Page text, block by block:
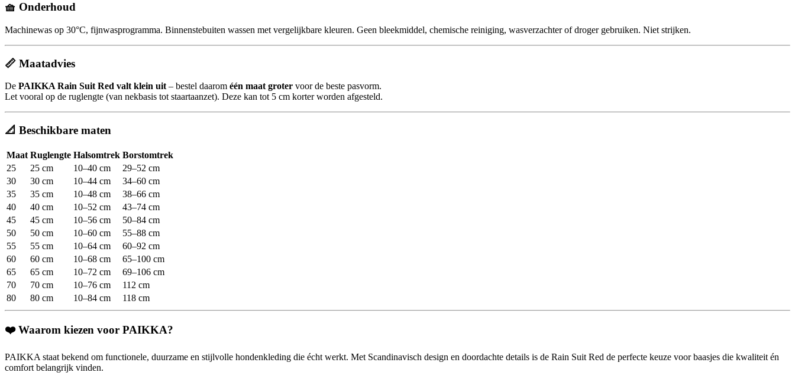
🧺 Onderhoud
Machinewas op 30°C, fijnwasprogramma. Binnenstebuiten wassen met vergelijkbare kleuren. Geen bleekmiddel, chemische reiniging, wasverzachter of droger gebruiken. Niet strijken.
📏 Maatadvies
De PAIKKA Rain Suit Red valt klein uit – bestel daarom één maat groter voor de beste pasvorm.
Let vooral op de ruglengte (van nekbasis tot staartaanzet). Deze kan tot 5 cm korter worden afgesteld.
📐 Beschikbare maten
Maat Ruglengte Halsomtrek Borstomtrek
25
25 cm 10–40 cm
29–52 cm
30
30 cm 10–44 cm
34–60 cm
35
35 cm 10–48 cm
38–66 cm
40
40 cm 10–52 cm
43–74 cm
45
45 cm 10–56 cm
50–84 cm
50
50 cm 10–60 cm
55–88 cm
55
55 cm 10–64 cm
60–92 cm
60
60 cm 10–68 cm
65–100 cm
65
65 cm 10–72 cm
69–106 cm
70
70 cm 10–76 cm
112 cm
80
80 cm 10–84 cm 118 cm
❤️Waarom kiezen voor PAIKKA?
PAIKKA staat bekend om functionele, duurzame en stijlvolle hondenkleding die écht werkt. Met Scandinavisch design en doordachte details is de Rain Suit Red de perfecte keuze voor baasjes die kwaliteit én
comfort belangrijk vinden.